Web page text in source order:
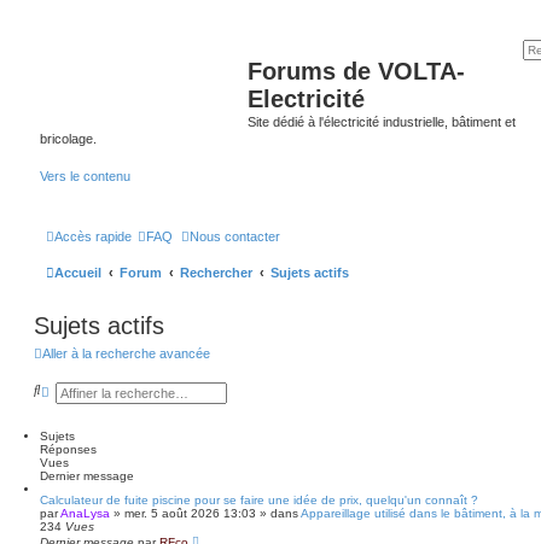
Forums de VOLTA-
Electricité
Site dédié à l'électricité industrielle, bâtiment et
bricolage.
Vers le contenu
Accès rapide FAQ Nous contacter
Accueil Forum Rechercher Sujets actifs
Sujets actifs
Aller à la recherche avancée
R
h
e
r
c
e
r
R
h
e
r
c
e
a
v
Sujets
Réponses
Vues
Dernier message
Calculateur de fuite piscine pour se faire une idée de prix, quelqu'un connaît ?
parAnaLysa » mer. 5 août 2026 13:03 » dansAppareillage utilisé dans le bâtiment, à la
234 Vues